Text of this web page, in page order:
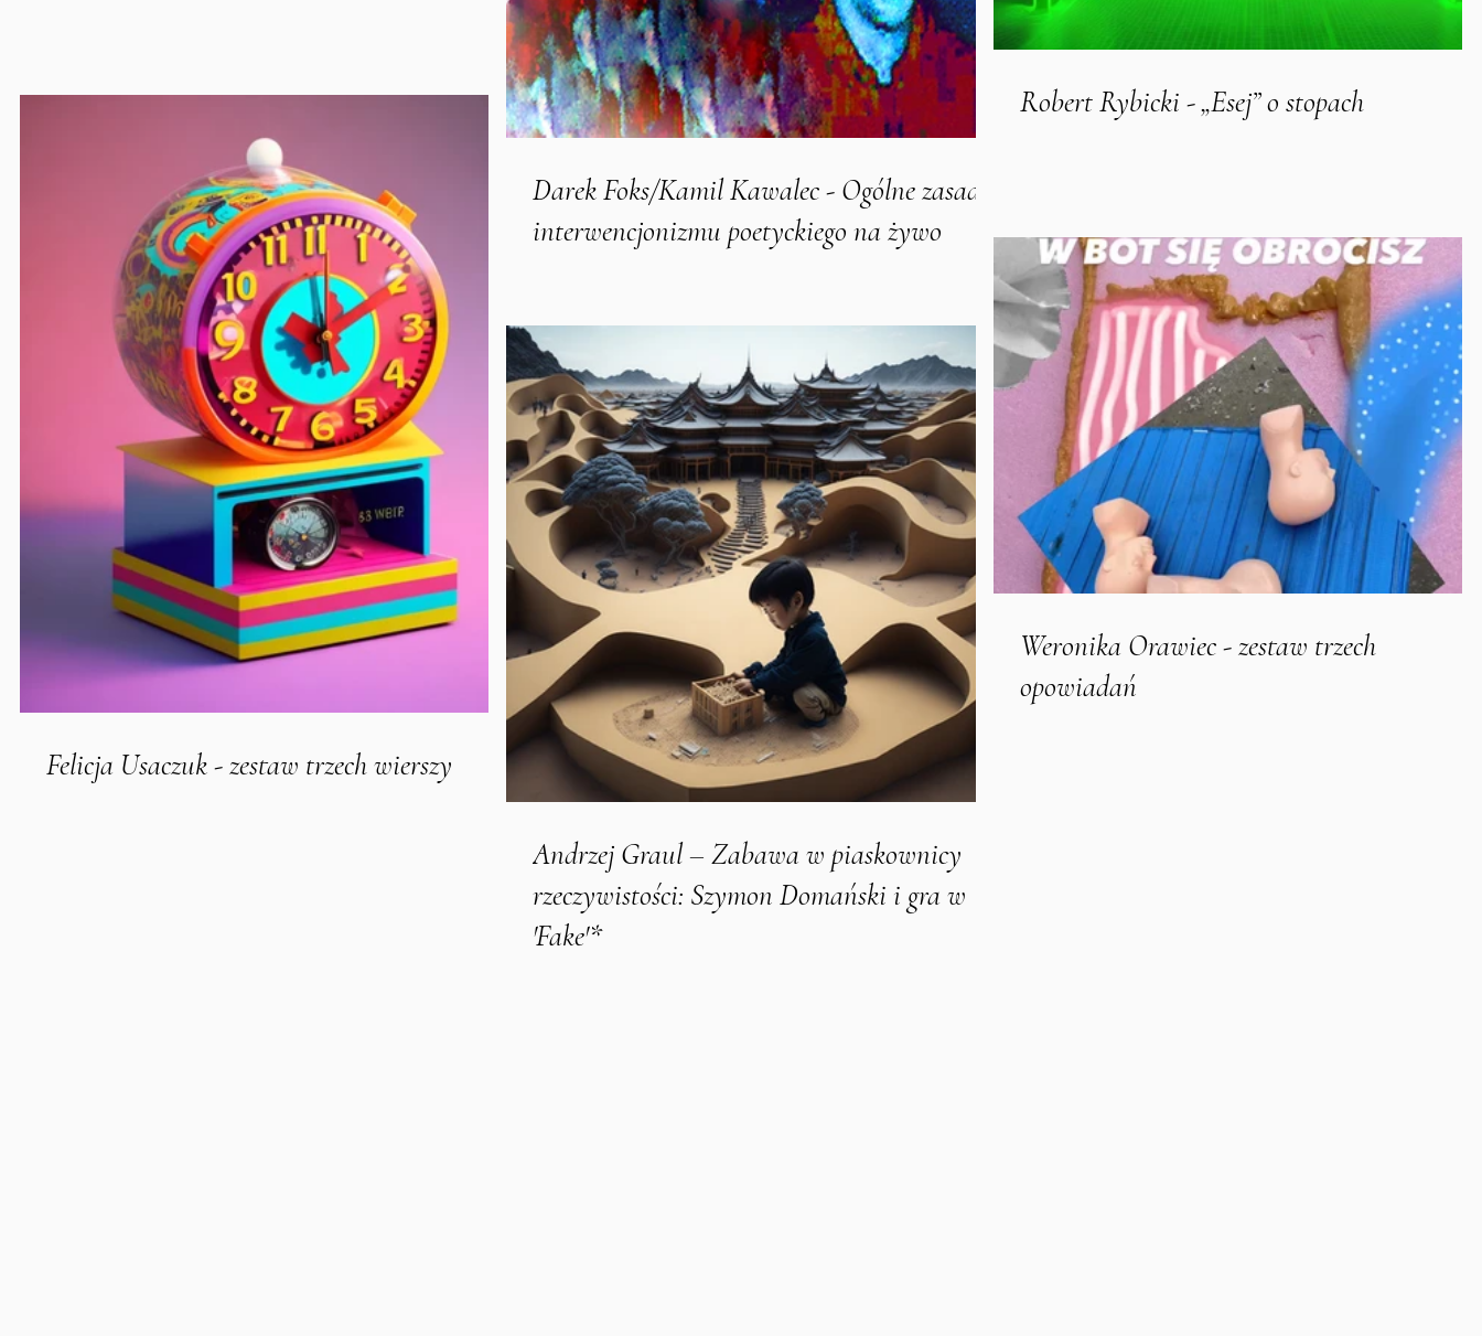
Darek Foks/Kamil Kawalec - Ogólne zasady
interwencjonizmu poetyckiego na żywo
Robert Rybicki - „Esej” o stopach
Felicja Usaczuk - zestaw trzech wierszy
Weronika Orawiec - zestaw trzech
opowiadań
Andrzej Graul – Zabawa w piaskownicy
rzeczywistości: Szymon Domański i gra w
'Fake'*